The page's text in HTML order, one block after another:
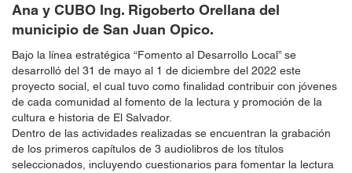
Ana y CUBO Ing. Rigoberto Orellana del
municipio de San Juan Opico.
Bajo la línea estratégica “Fomento al Desarrollo Local” se
desarrolló del 31 de mayo al 1 de diciembre del 2022 este
proyecto social, el cual tuvo como finalidad contribuir con jóvenes
de cada comunidad al fomento de la lectura y promoción de la
cultura e historia de El Salvador.
Dentro de las actividades realizadas se encuentran la grabación
de los primeros capítulos de 3 audiolibros de los títulos
seleccionados, incluyendo cuestionarios para fomentar la lectura